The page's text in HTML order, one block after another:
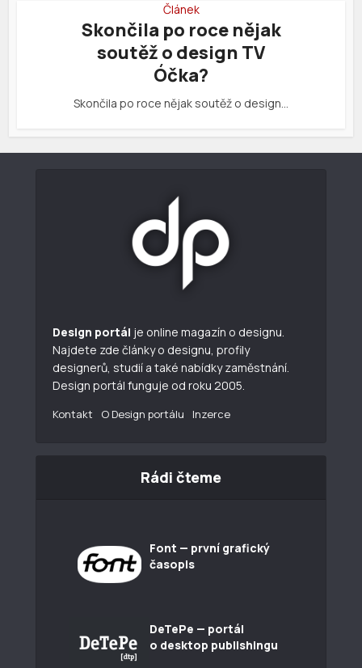
Článek
Skončila po roce nějak
soutěž o design TV
Óčka?
Skončila po roce nějak soutěž o design…
Design portál je online magazín o designu.
Najdete zde články o designu, profily
designerů, studií a také nabídky zaměstnání.
Design portál funguje od roku 2005.
Kontakt O Design portálu Inzerce
Rádi čteme
Font — první grafický
časopis
DeTePe — portál
o desktop publishingu